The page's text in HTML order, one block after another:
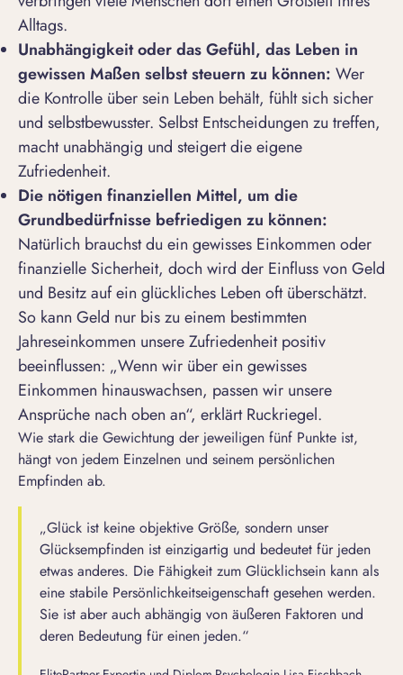
Alltags.
Unabhängigkeit oder das Gefühl, das Leben in
gewissen Maßen selbst steuern zu können: Wer
die Kontrolle über sein Leben behält, fühlt sich sicher
und selbstbewusster. Selbst Entscheidungen zu treffen,
macht unabhängig und steigert die eigene
Zufriedenheit.
Die nötigen finanziellen Mittel, um die
Grundbedürfnisse befriedigen zu können:
Natürlich brauchst du ein gewisses Einkommen oder
finanzielle Sicherheit, doch wird der Einfluss von Geld
und Besitz auf ein glückliches Leben oft überschätzt.
So kann Geld nur bis zu einem bestimmten
Jahreseinkommen unsere Zufriedenheit positiv
beeinflussen: „Wenn wir über ein gewisses
Einkommen hinauswachsen, passen wir unsere
Ansprüche nach oben an“, erklärt Ruckriegel.
Wie stark die Gewichtung der jeweiligen fünf Punkte ist,
hängt von jedem Einzelnen und seinem persönlichen
Empfinden ab.
„Glück ist keine objektive Größe, sondern unser
Glücksempfinden ist einzigartig und bedeutet für jeden
etwas anderes. Die Fähigkeit zum Glücklichsein kann als
eine stabile Persönlichkeitseigenschaft gesehen werden.
Sie ist aber auch abhängig von äußeren Faktoren und
deren Bedeutung für einen jeden.“